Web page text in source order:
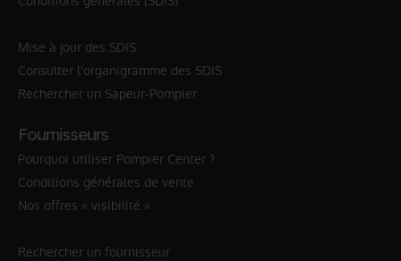
Mise à jour des SDIS
Consulter l'organigramme des SDIS
Rechercher un Sapeur-Pompier
Fournisseurs
Pourquoi utiliser Pompier Center ?
Conditions générales de vente
Nos offres « visibilité »
Rechercher un fournisseur